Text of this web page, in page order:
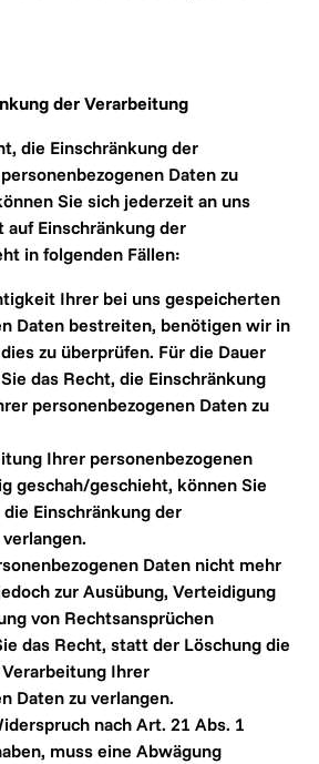
der Verarbeitung
die Einschränkung der
Daten zu
Sie sich jederzeit an uns
auf Einschränkung der
in folgenden Fällen:
Ihrer bei uns gespeicherten
Daten bestreiten, benötigen wir in
zu überprüfen. Für die Dauer
das Recht, die Einschränkung
personenbezogenen Daten zu
Ihrer personenbezogenen
geschah/geschieht, können Sie
Einschränkung der
Daten nicht mehr
zur Ausübung, Verteidigung
von Rechtsansprüchen
das Recht, statt der Löschung die
Ihrer
Daten zu verlangen.
nach Art. 21 Abs. 1
muss eine Abwägung